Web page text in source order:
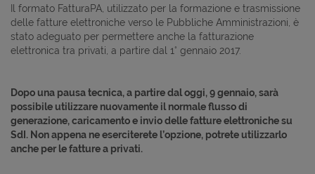
Il formato FatturaPA, utilizzato per la formazione e trasmissione
delle fatture elettroniche verso le Pubbliche Amministrazioni, è
stato adeguato per permettere anche la fatturazione
elettronica tra privati, a partire dal 1° gennaio 2017.
Dopo una pausa tecnica, a partire dal oggi, 9 gennaio, sarà
possibile utilizzare nuovamente il normale flusso di
generazione, caricamento e invio delle fatture elettroniche su
SdI. Non appena ne eserciterete l’opzione, potrete utilizzarlo
anche per le fatture a privati.